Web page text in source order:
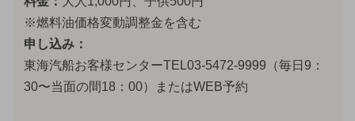
※燃料油価格変動調整金を含む
申し込み：
東海汽船お客様センターTEL03-5472-9999（毎日9：
30〜当面の間18：00）またはWEB予約